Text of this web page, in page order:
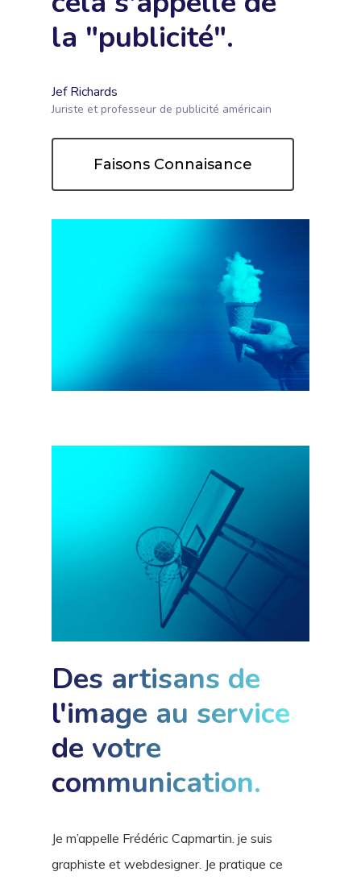
la "publicité".
Jef Richards
Juriste et professeur de publicité américain
Faisons Connaisance
Des artisans de
l'image au service
de votre
communication.
Je m’appelle Frédéric Capmartin. je suis
graphiste et webdesigner. Je pratique ce